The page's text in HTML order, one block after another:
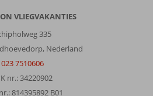
VLIEGVAKANTIES
335
Nederland
023 7510606
nr.: 34220902
814395892 B01